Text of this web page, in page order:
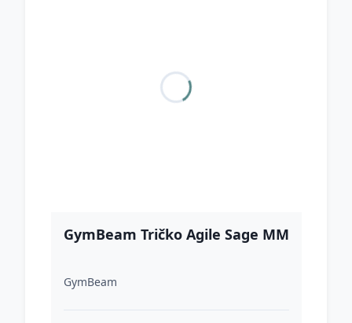
GymBeam Tričko Agile Sage MM
GymBeam